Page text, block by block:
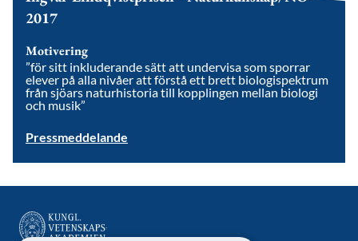
2017
Motivering
”för sitt inkluderande sätt att undervisa som sporrar
elever på alla nivåer att förstå ett brett biologispektrum
från sjöars naturhistoria till kopplingen mellan biologi
och musik”
Pressmeddelande